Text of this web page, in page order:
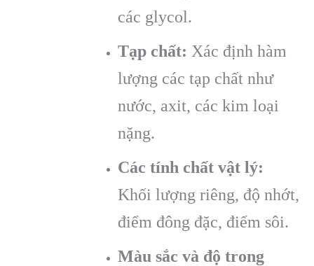
các glycol.
Tạp chất: Xác định hàm
lượng các tạp chất như
nước, axit, các kim loại
nặng.
Các tính chất vật lý:
Khối lượng riêng, độ nhớt,
điểm đông đặc, điểm sôi.
Màu sắc và độ trong